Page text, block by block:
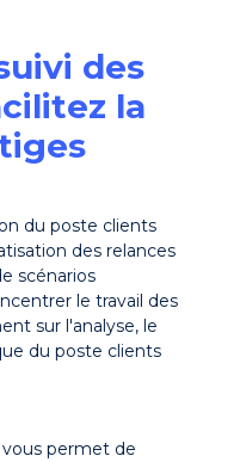
des
la
du poste clients
des relances
scénarios
le travail des
sur l'analyse, le
du poste clients
permet de